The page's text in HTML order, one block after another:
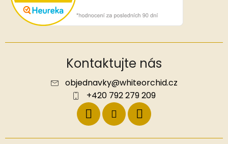
Kontaktujte nás
objednavky@whiteorchid.cz
+420 792 279 209